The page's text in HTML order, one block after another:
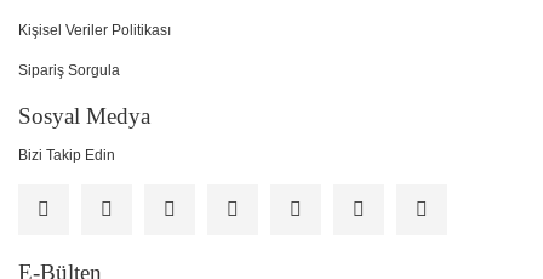
Kişisel Veriler Politikası
Sipariş Sorgula
Sosyal Medya
Bizi Takip Edin
E-Bülten